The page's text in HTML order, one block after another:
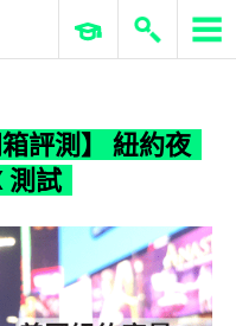
ERP 與商業 AI
評測】 紐約夜
測試